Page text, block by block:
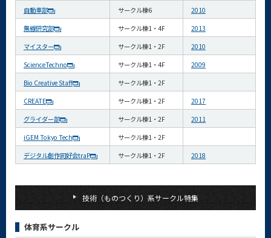
自動車部
サークル棟6
2010
無線研究部
サークル棟1・4F
2013
マイスター
サークル棟1・2F
2010
ScienceTechno
サークル棟1・4F
2009
Bio Creative Staff
サークル棟1・2F
CREATE
サークル棟1・2F
2017
グライダー部
サークル棟1・2F
2011
iGEM Tokyo Tech
サークル棟1・2F
デジタル創作同好会traP
サークル棟1・2F 2018
技術（ものつくり）系サークル特集
体育系サークル